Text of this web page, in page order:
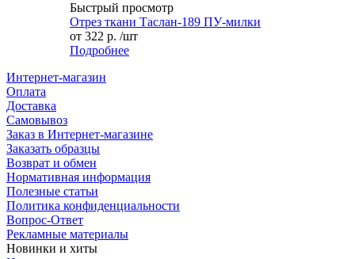
Быстрый просмотр
Отрез ткани Таслан-189 ПУ-милки
от 322 р. /шт
Подробнее
Интернет-магазин
Оплата
Доставка
Самовывоз
Заказ в Интернет-магазине
Заказать образцы
Возврат и обмен
Нормативная информация
Полезные статьи
Политика конфиденциальности
Вопрос-Ответ
Рекламные материалы
Новинки и хиты